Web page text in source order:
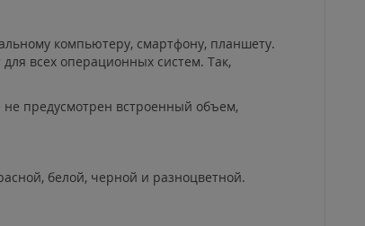
компьютеру, смартфону, планшету.
всех операционных систем. Так,
предусмотрен встроенный объем,
белой, черной и разноцветной.